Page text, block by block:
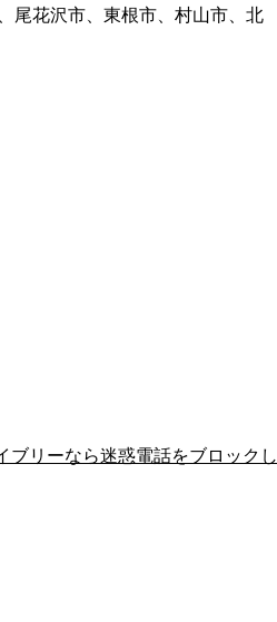
尾花沢市、東根市、村山市、北
ブリーなら迷惑電話をブロックし